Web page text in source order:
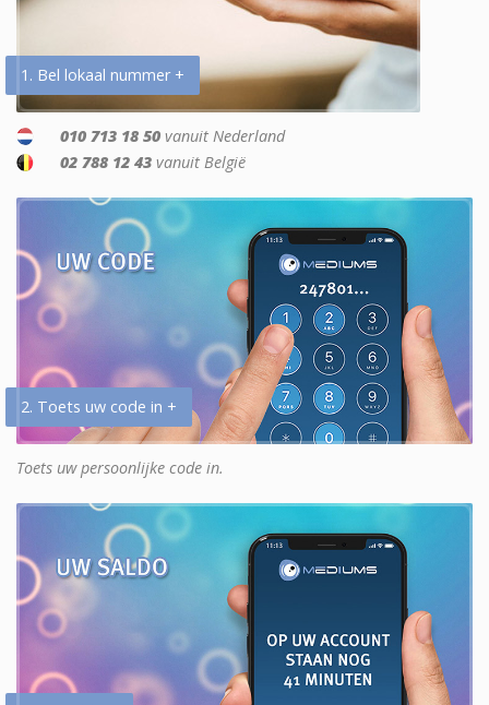
1. Bel lokaal nummer +
010 713 18 50 vanuit Nederland
02 788 12 43 vanuit België
2. Toets uw code in +
Toets uw persoonlijke code in.